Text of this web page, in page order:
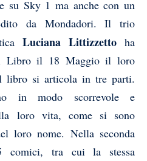
su Sky 1 ma anche con un
da Mondadori. Il trio
Luciana Littizzetto ha
Libro il 18 Maggio il loro
libro si articola in tre parti.
in modo scorrevole e
loro vita, come si sono
loro nome. Nella seconda
comici, tra cui la stessa